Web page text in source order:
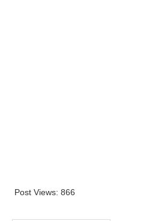
Post Views: 866